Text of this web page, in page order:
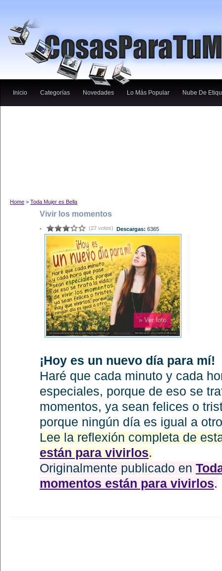
Inicio Categorías Novedades Lo Más Popular Nube De
Home > Toda Mujer es Bella
Vivir los momentos
- (27 votos) Descargas: 6365
» Ver foto
¡Hoy es un nuevo día para mí!
Haré que cada minuto y cada
especiales, porque de eso se
momentos, ya sean felices o
porque ningún día es igual a
Lee la reflexión completa de
están para vivirlos.
Originalmente publicado en
momentos están para vivirlos.